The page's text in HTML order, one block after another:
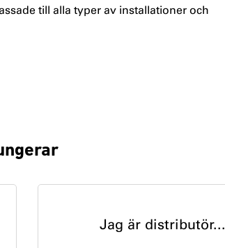
till alla typer av installationer och
Jag är distributör...